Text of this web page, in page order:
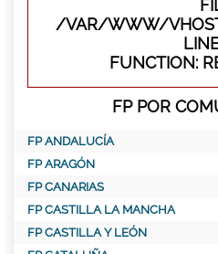
/VAR/WWW/
FUNCTION:
FP POR
FP ANDALUCÍA
FP ARAGÓN
FP CANARIAS
FP CASTILLA LA MANCHA
FP CASTILLA Y LEÓN